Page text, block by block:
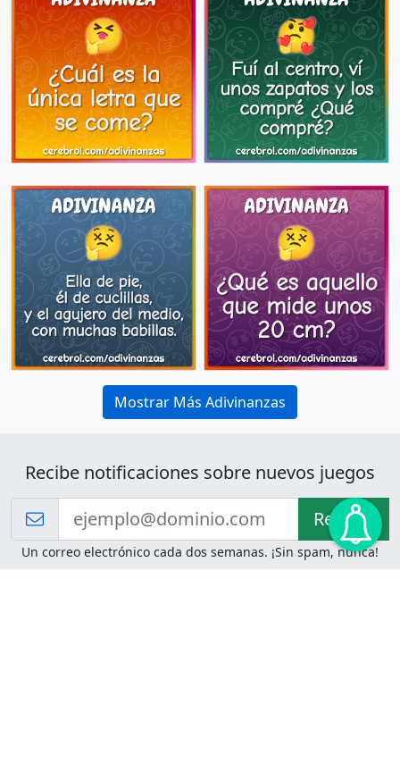
Mostrar Más Adivinanzas
Recibe notificaciones sobre nuevos juegos
Recibir!
Un correo electrónico cada dos semanas. ¡Sin spam, nunca!